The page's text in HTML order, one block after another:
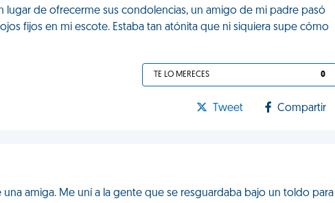
lugar de ofrecerme sus condolencias, un amigo de mi padre pasó
fijos en mi escote. Estaba tan atónita que ni siquiera supe cómo
TE LO MERECES 0
Tweet Compartir
amiga. Me uní a la gente que se resguardaba bajo un toldo para